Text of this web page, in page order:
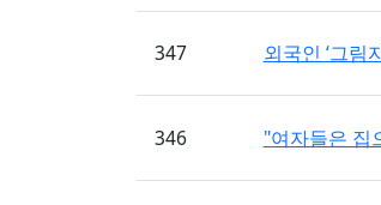
347 외국인 ‘그림
346 "여자들은 집